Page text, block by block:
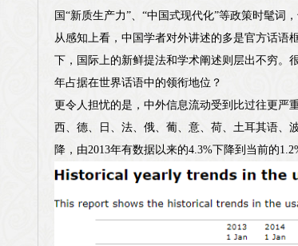
国“新质生产力”、“中国式现代化”等政策时髦词
从感知上看，中国学者对外讲述的多是官方话语
下，国际上的新鲜提法和学术阐述则层出不穷。
年占据在世界话语中的领衔地位？
更令人担忧的是，中外信息流动受到比过往更严
西、德、日、法、俄、葡、意、荷、土耳其语、
降，由2013年有数据以来的4.3%下降到当前的